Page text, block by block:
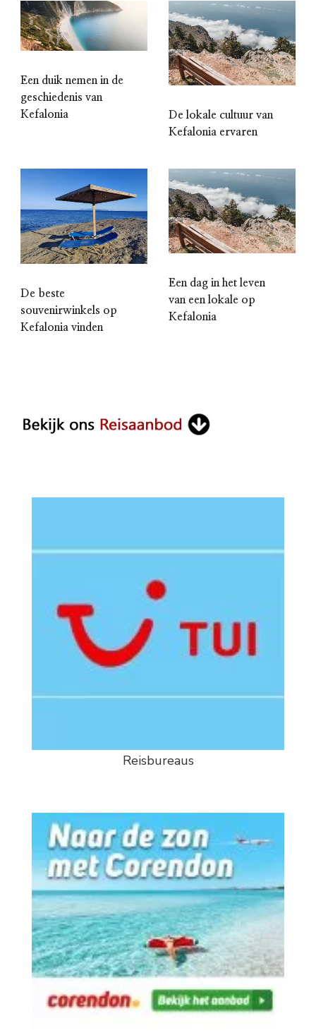
Een duik nemen in de
geschiedenis van
Kefalonia
De lokale cultuur van
Kefalonia ervaren
De beste
souvenirwinkels op
Kefalonia vinden
Een dag in het leven
van een lokale op
Kefalonia
Reisbureaus